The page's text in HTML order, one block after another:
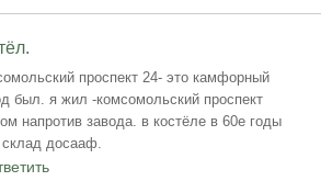
проспект 24- это камфорный
был. я жил -комсомольский проспект
напротив завода. в костёле в 60е годы
досааф.